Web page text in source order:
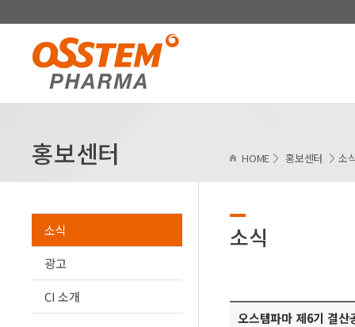
HOME 홍보센터 소
홍보센터
소식
광고
CI 소개
소식
오스템파마 제6기 결산